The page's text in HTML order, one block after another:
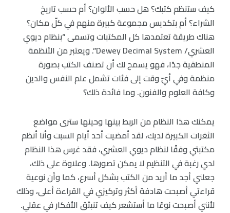
كيف ستنظم كتبك؟ هل حسب الألوان؟ أم حسب تاريخ
الشراء؟ أم بتكديس مجموعة كبيرة منهم في كلّ مكان؟
هناك طريقة تعتمدها كل المكتبات وتسمى “بنظام ديوي
العشري/ Dewey Decimal System”. ويعتبر من الأنظمة
المنطقية جدًا، فهو يسمح لك أن تصنف الكتب بصورة
منظمة وفي أيّ وقت إلى فئات تشمل علم النفس والدين
وكافة العلوم والفنون. وما فائدة ذلك؟
يمكنك هذا النظام من الربط بينها وحينها سترى مواضع
الثغرات الكبيرة لديك، لقد أمضيت أحد أيام السبت وأنا أنظم
مكتبتي وفقًا لنظام ديوي العشري، فقد غرس هذا النظام
لدي رغبة في التنظيم لا يمكن تصورها. وعلاوة على ذلك،
جعلني أجد ما أريد من الكتب بشكل أسرع، كما وأن نوعية
قراءتي أصبحت هادفة أكثر وتركيزي في القراءة أعلى، وذلك
لأنني أصبحت نوعًا ما أستشعر كيف تنبثق الأفكار في عقلي.